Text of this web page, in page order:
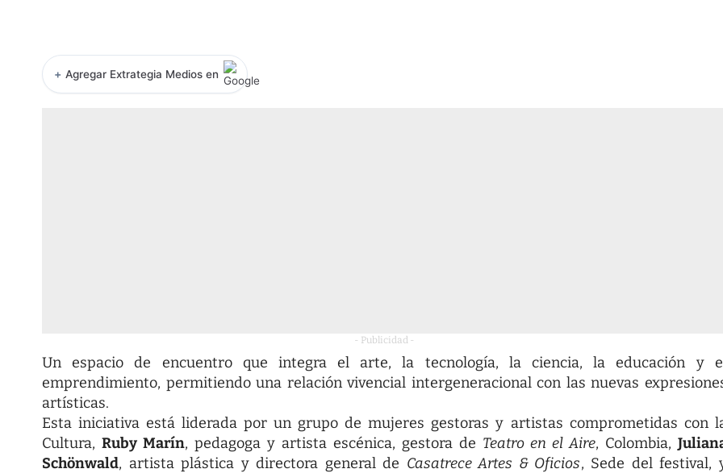
+ Agregar Extrategia Medios en
- Publicidad -
Un espacio de encuentro que integra el arte, la tecnología, la ciencia, la educación y
emprendimiento, permitiendo una relación vivencial intergeneracional con las nuevas
artísticas.
Esta iniciativa está liderada por un grupo de mujeres gestoras y artistas comprometidas con
Cultura, Ruby Marín, pedagoga y artista escénica, gestora de Teatro en el Aire, Colombia,
Schönwald, artista plástica y directora general de Casatrece Artes & Oficios, Sede del festival,